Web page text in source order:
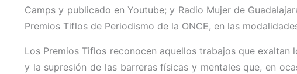
Camps y publicado en Youtube; y Radio Mujer de
Premios Tiflos de Periodismo de la ONCE, en las
Los Premios Tiflos reconocen aquellos trabajos que
y la supresión de las barreras físicas y mentales que, en